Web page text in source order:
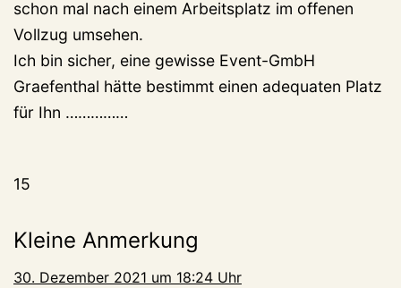
schon mal nach einem Arbeitsplatz im offenen
Vollzug umsehen.
Ich bin sicher, eine gewisse Event-GmbH
Graefenthal hätte bestimmt einen adequaten Platz
für Ihn ……………
15
Kleine Anmerkung
30. Dezember 2021 um 18:24 Uhr